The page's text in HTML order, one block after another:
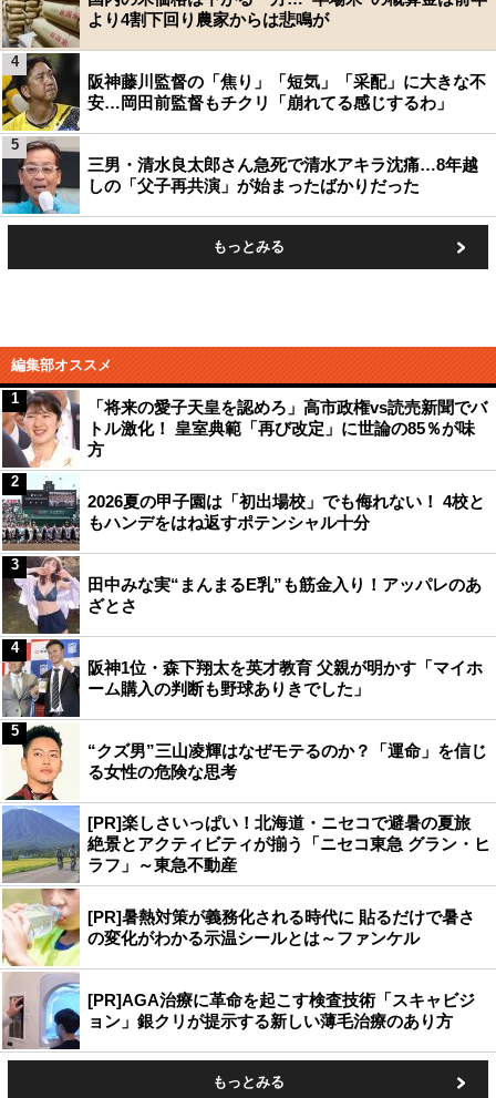
より4割下回り農家からは悲鳴が
阪神藤川監督の「焦り」「短気」「采配」に大きな不
安…岡田前監督もチクリ「崩れてる感じするわ」
4
三男・清水良太郎さん急死で清水アキラ沈痛…8年越
しの「父子再共演」が始まったばかりだった
5
もっとみる
編集部オススメ
「将来の愛子天皇を認めろ」高市政権vs読売新聞でバ
トル激化！ 皇室典範「再び改定」に世論の85％が味
方
1
2026夏の甲子園は「初出場校」でも侮れない！ 4校と
もハンデをはね返すポテンシャル十分
2
田中みな実“まんまるE乳”も筋金入り！アッパレのあ
ざとさ
3
阪神1位・森下翔太を英才教育 父親が明かす「マイホ
ーム購入の判断も野球ありきでした」
4
“クズ男”三山凌輝はなぜモテるのか？「運命」を信じ
る女性の危険な思考
5
[PR]楽しさいっぱい！北海道・ニセコで避暑の夏旅
絶景とアクティビティが揃う「ニセコ東急 グラン・ヒ
ラフ」～東急不動産
[PR]暑熱対策が義務化される時代に 貼るだけで暑さ
の変化がわかる示温シールとは～ファンケル
[PR]AGA治療に革命を起こす検査技術「スキャビジ
ョン」銀クリが提示する新しい薄毛治療のあり方
もっとみる